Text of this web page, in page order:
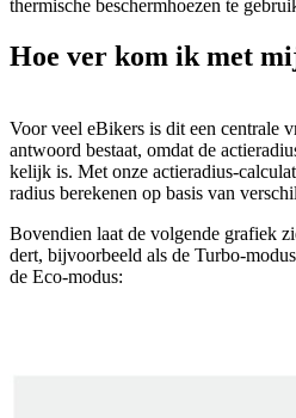
thermische beschermhoezen te
Hoe ver kom ik met
Voor veel eBikers is dit een centrale
antwoord bestaat, omdat de
kelijk is. Met onze actieradius-
radius berekenen op basis van
Bovendien laat de volgende grafiek
dert, bijvoorbeeld als de Turbo-
de Eco-modus: